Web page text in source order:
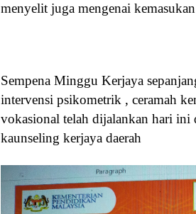
menyelit juga mengenai
Sempena Minggu Kerjaya se
intervensi psikometrik , ceramah
vokasional telah dijalankan hari
kaunseling kerjaya daerah